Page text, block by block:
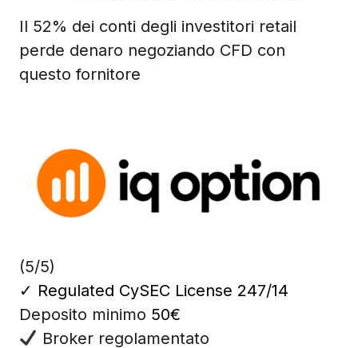
Il 52% dei conti degli investitori retail
perde denaro negoziando CFD con
questo fornitore
(5/5)
✓ Regulated CySEC License 247/14
Deposito minimo 50€
Broker regolamentato